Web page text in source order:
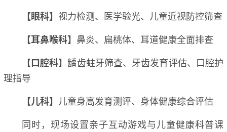
【眼科】 视力检测、医学验光、儿童近视防控筛查
【耳鼻喉科】 鼻炎、扁桃体、耳道健康全面排查
【口腔科】 龋齿蛀牙筛查、牙齿发育评估、口腔护
理指导
【儿科】 儿童身高发育测评、身体健康综合评估
同时，现场设置亲子互动游戏与儿童健康科普课